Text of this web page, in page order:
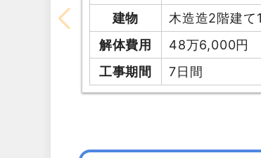
建物
木造造2階建て
解体費用
48万6,000円
工事期間
7日間